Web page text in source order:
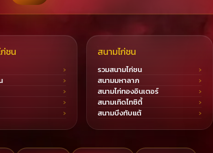
ชน สนามไก่ชน
รวมสนามไก่ชน
สนามมหาลาภ
สนามไก่ทองอินเตอร์
สนามเทิดไทซิตี้
สนามบึงทับแต้